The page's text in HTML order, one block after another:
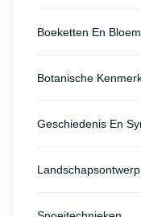
Boeketten En
Botanische
Geschiedenis En
Landschapsontwerp